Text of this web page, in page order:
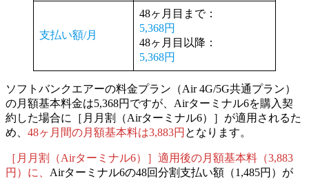
支払い額/月
48ヶ月目まで：
5,368円
48ヶ月目以降：
5,368円
ソフトバンクエアーの料金プラン（Air 4G/5G共通プラン）
の月額基本料金は5,368円ですが、 Airターミナル6を購入契
約した場合に［月月割（Airターミナル6）］が適用されるた
め、 48ヶ月間の月額基本料は3,883円 となります。
［月月割（Airターミナル6）］適用後の月額基本料（3,883
円）に、 Airターミナル6の48回分割支払い額（1,485円）が